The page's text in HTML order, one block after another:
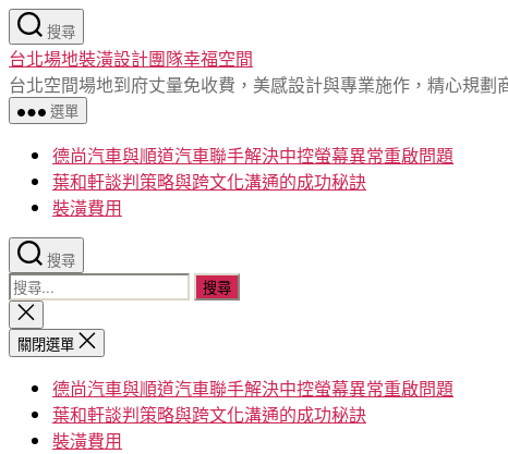
跳
至
主
要
內
搜尋
台北場地裝潢設計團隊幸福空間
台北空間場地到府丈量免收費，美感設計與專業施作，精心規
選單
德尚汽車與順道汽車聯手解決中控螢幕異常重啟問題
葉和軒談判策略與跨文化溝通的成功秘訣
裝潢費用
搜尋
搜
尋
關
鍵
關
閉
搜
關閉選單
德尚汽車與順道汽車聯手解決中控螢幕異常重啟問題
葉和軒談判策略與跨文化溝通的成功秘訣
裝潢費用